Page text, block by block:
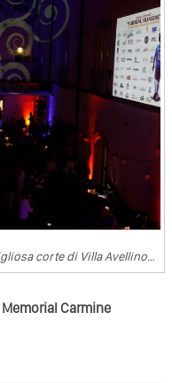
corte di Villa Avellino…
Carmine